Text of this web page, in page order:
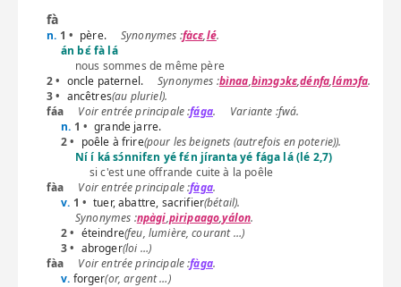
fà
n. 1 • père. fàcɛ,lé.
án bɛ́ fà lá
nous sommes de même père
2 • oncle paternel. bìnaa,bìnɔgɔkɛ,dénfa,lámɔfa.
3 • ancêtres(au pluriel).
fáa
fága. fwá.
n. 1 • grande jarre.
2 • poêle à frire(pour les beignets (autrefois en poterie)).
Ní í ká sɔ́nnifɛn yé fɛ́n jíranta yé fága lá (lé 2,7)
si c'est une offrande cuite à la poêle
fàa
fàga.
v. 1 • tuer, abattre, sacrifier(bétail).
npàgi,pìripaago,yálon.
2 • éteindre(feu, lumière, courant …)
3 • abroger(loi …)
fàa
fàga.
v. forger(or, argent …)